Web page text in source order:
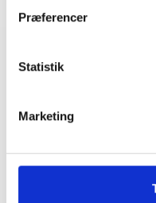
Præferencer
Statistik
Marketing
Relateret indhold
BL INFORMERER
2027